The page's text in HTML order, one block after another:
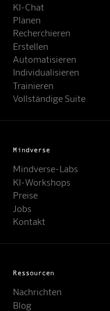
KI-Chat
Planen
Recherchieren
Erstellen
Automatisieren
Individualisieren
Trainieren
Vollständige Suite
Mindverse
Mindverse-Labs
KI-Workshops
Preise
Jobs
Kontakt
Ressourcen
Nachrichten
Blog